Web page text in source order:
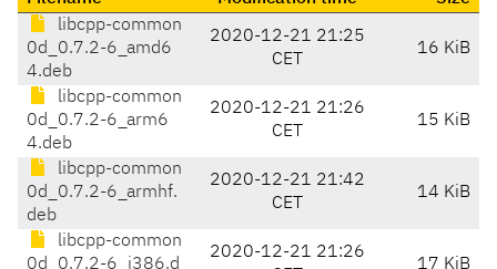
libcpp-common
0d_0.7.2-6_amd6
4.deb
2020-12-21 21:25
CET
16 KiB
libcpp-common
0d_0.7.2-6_arm6
4.deb
2020-12-21 21:26
CET
15 KiB
libcpp-common
0d_0.7.2-6_armhf.
deb
2020-12-21 21:42
CET
14 KiB
libcpp-common
0d_0.7.2-6_i386.d
2020-12-21 21:26
17 KiB